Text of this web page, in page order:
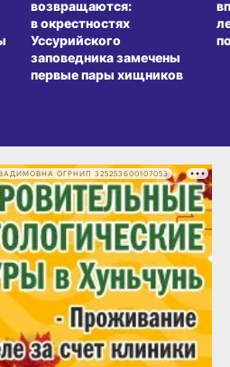
возвращаются:
в окрестностях
Уссурийского
заповедника замечены
первые пары хищников
ОГРНИП 325253600107053